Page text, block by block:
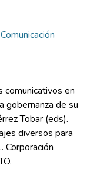
Comunicación
comunicativos en
gobernanza de su
Tobar (eds).
diversos para